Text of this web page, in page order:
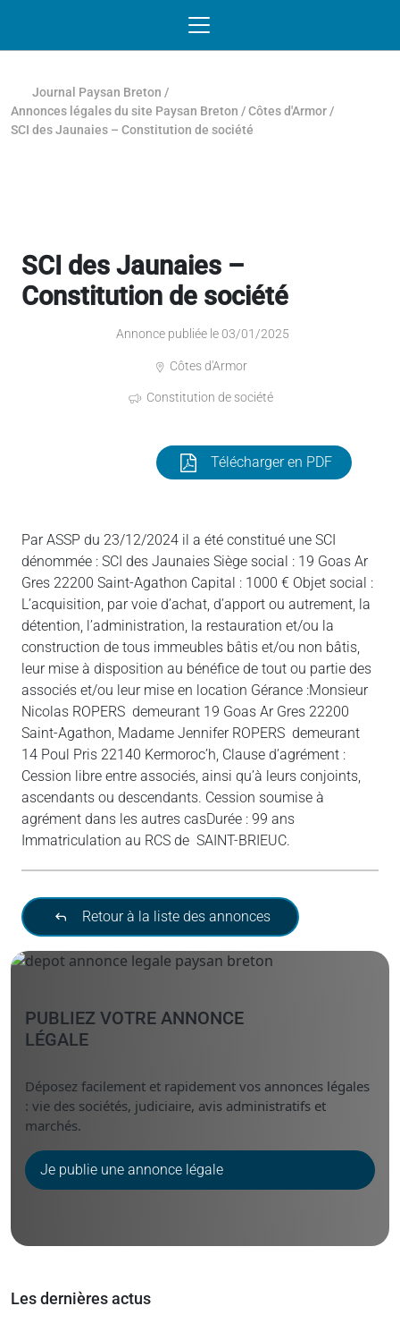
Journal Paysan Breton /
Annonces légales du site Paysan Breton /Côtes d'Armor /
SCI des Jaunaies – Constitution de société
SCI des Jaunaies –
Constitution de société
Annonce publiée le 03/01/2025
Côtes d'Armor
Constitution de société
Télécharger en PDF
Par ASSP du 23/12/2024 il a été constitué une SCI
dénommée : SCI des Jaunaies Siège social : 19 Goas Ar
Gres 22200 Saint-Agathon Capital : 1000 € Objet social :
L’acquisition, par voie d’achat, d’apport ou autrement, la
détention, l’administration, la restauration et/ou la
construction de tous immeubles bâtis et/ou non bâtis,
leur mise à disposition au bénéfice de tout ou partie des
associés et/ou leur mise en location Gérance :Monsieur
Nicolas ROPERS demeurant 19 Goas Ar Gres 22200
Saint-Agathon, Madame Jennifer ROPERS demeurant
14 Poul Pris 22140 Kermoroc’h, Clause d’agrément :
Cession libre entre associés, ainsi qu’à leurs conjoints,
ascendants ou descendants. Cession soumise à
agrément dans les autres casDurée : 99 ans
Immatriculation au RCS de SAINT-BRIEUC.
Retour à la liste des annonces
PUBLIEZ VOTRE ANNONCE
LÉGALE
Déposez facilement et rapidement vos annonces légales
: vie des sociétés, judiciaire, avis administratifs et
marchés.
Je publie une annonce légale
Les dernières actus